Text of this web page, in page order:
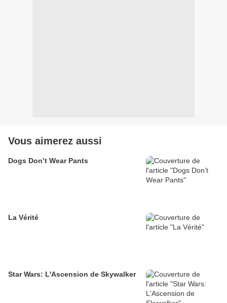
Vous aimerez aussi
Dogs Don’t Wear Pants
La Vérité
Star Wars: L'Ascension de Skywalker